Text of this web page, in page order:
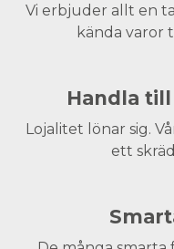
Vi erbjuder allt en
kända varor
Handla
Lojalitet lönar sig.
ett